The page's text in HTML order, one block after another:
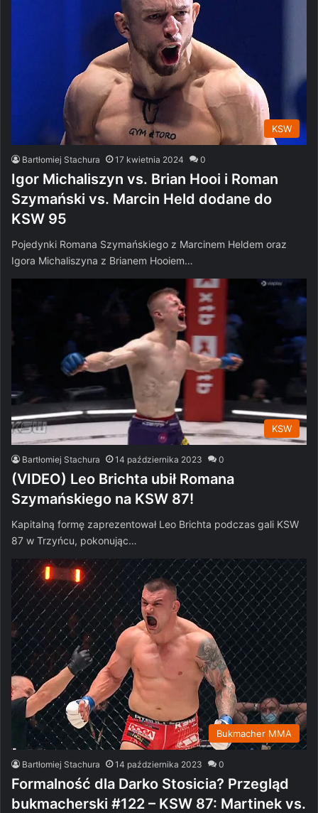
KSW
Bartłomiej Stachura 17 kwietnia 2024 0
Igor Michaliszyn vs. Brian Hooi i Roman
Szymański vs. Marcin Held dodane do
KSW 95
Pojedynki Romana Szymańskiego z Marcinem Heldem oraz
Igora Michaliszyna z Brianem Hooiem…
KSW
Bartłomiej Stachura 14 października 2023 0
(VIDEO) Leo Brichta ubił Romana
Szymańskiego na KSW 87!
Kapitalną formę zaprezentował Leo Brichta podczas gali KSW
87 w Trzyńcu, pokonując…
Bukmacher MMA
Bartłomiej Stachura 14 października 2023 0
Formalność dla Darko Stosicia? Przegląd
bukmacherski #122 – KSW 87: Martinek vs.